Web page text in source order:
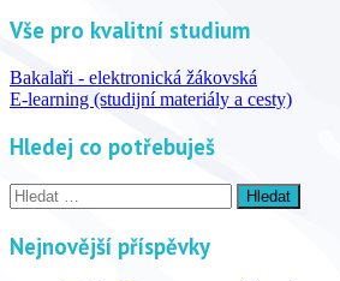
Vše pro kvalitní studium
Bakalaři - elektronická žákovská
E-learning (studijní materiály a cesty)
Hledej co potřebuješ
Vyhledávání
Nejnovější příspěvky